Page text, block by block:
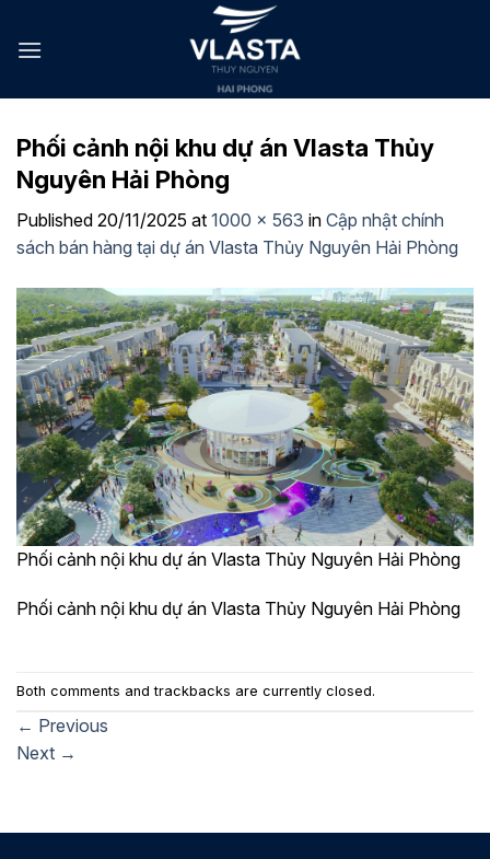
Phối cảnh nội khu dự án Vlasta Thủy
Nguyên Hải Phòng
Published 20/11/2025 at 1000 × 563 in Cập nhật chính
sách bán hàng tại dự án Vlasta Thủy Nguyên Hải Phòng
Phối cảnh nội khu dự án Vlasta Thủy Nguyên Hải Phòng
Phối cảnh nội khu dự án Vlasta Thủy Nguyên Hải Phòng
Both comments and trackbacks are currently closed.
← Previous
Next →